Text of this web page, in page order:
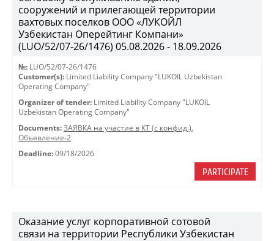
сооружений и прилегающей территории
вахтовых поселков ООО «ЛУКОЙЛ
Узбекистан Оперейтинг Компани»
(LUO/52/07-26/1476) 05.08.2026 - 18.09.2026
№: LUO/52/07-26/1476
Customer(s): Limited Liability Company "LUKOIL Uzbekistan
Operating Company"
Organizer of tender: Limited Liability Company "LUKOIL
Uzbekistan Operating Company"
Documents: ЗАЯВКА на участие в КТ (с конфид.),
Объявление-2
Deadline: 09/18/2026
PARTICIPATE
Оказание услуг корпоративной сотовой
связи на территории Республики Узбекистан